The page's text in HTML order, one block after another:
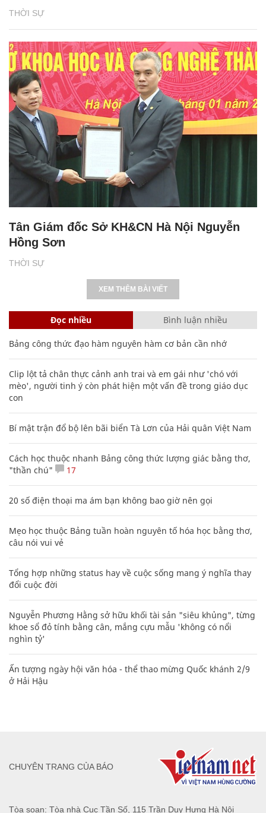
THỜI SỰ
THỜI SỰ
Tân Giám đốc Sở KH&CN Hà Nội Nguyễn
Hồng Sơn
XEM THÊM BÀI VIẾT
Đọc nhiều Bình luận nhiều
Bảng công thức đạo hàm nguyên hàm cơ bản cần nhớ
Clip lột tả chân thực cảnh anh trai và em gái như 'chó với
mèo', người tinh ý còn phát hiện một vấn đề trong giáo dục
con
Bí mật trận đổ bộ lên bãi biển Tà Lơn của Hải quân Việt Nam
Cách học thuộc nhanh Bảng công thức lượng giác bằng thơ,
"thần chú"
17
20 số điện thoại ma ám bạn không bao giờ nên gọi
Mẹo học thuộc Bảng tuần hoàn nguyên tố hóa học bằng thơ,
câu nói vui vẻ
Tổng hợp những status hay về cuộc sống mang ý nghĩa thay
đổi cuộc đời
Nguyễn Phương Hằng sở hữu khối tài sản "siêu khủng", từng
khoe sổ đỏ tính bằng cân, mắng cựu mẫu 'không có nổi
nghìn tỷ'
Ấn tượng ngày hội văn hóa - thể thao mừng Quốc khánh 2/9
ở Hải Hậu
Tòa soạn: Tòa nhà Cục Tần Số, 115 Trần Duy Hưng Hà Nội
CHUYÊN TRANG CỦA BÁO